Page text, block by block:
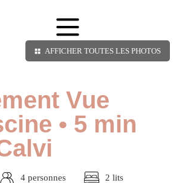
AFFICHER TOUTES LES PHOTOS
Vue
• 5 min
4 personnes 2 lits